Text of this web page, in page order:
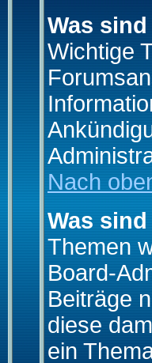
Was
Wichtige
Nach
Was
Themen
Board-
Beiträge
diese
ein